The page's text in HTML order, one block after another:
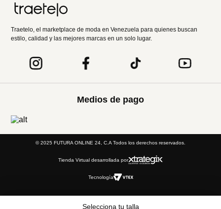
Selecciona tu talla
Traetelo, el marketplace de moda en Venezuela para quienes buscan
estilo, calidad y las mejores marcas en un solo lugar.
Medios de pago
© 2025 FUTURA ONLINE 24, C.A Todos los derechos reservados.
Tienda Virtual desarrollada por
Tecnología